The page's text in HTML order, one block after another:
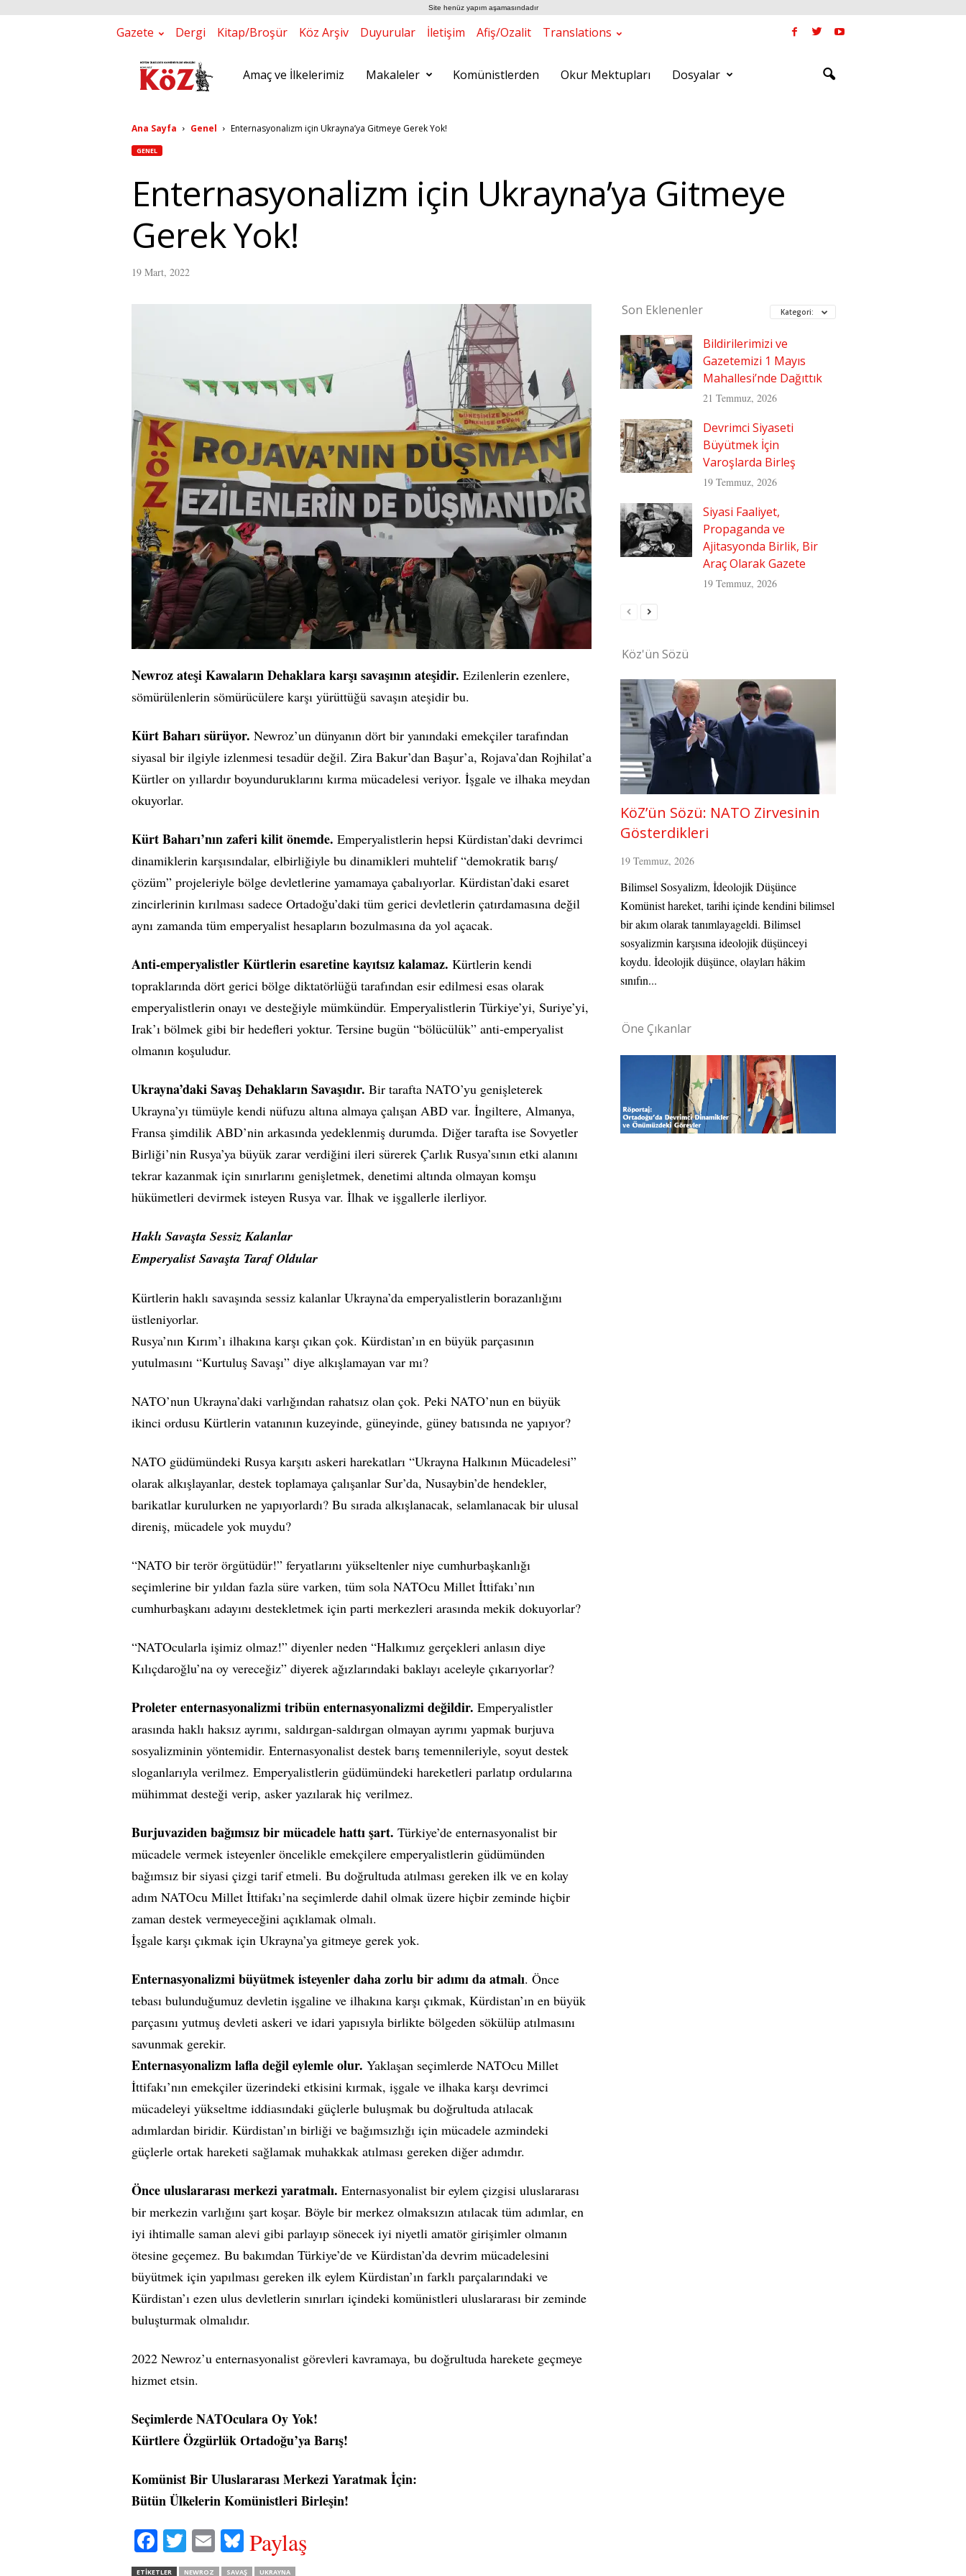
Site henüz yapım aşamasındadır
Gazete Dergi Kitap/Broşür Köz Arşiv Duyurular İletişim Afiş/Ozalit Translations
z
i
Amaç ve İlkelerimiz Makaleler Komünistlerden Okur Mektupları Dosyalar
Ana Sayfa Genel Enternasyonalizm için Ukrayna’ya Gitmeye Gerek Yok!
GENEL
Enternasyonalizm için Ukrayna’ya Gitmeye
Gerek Yok!
19 Mart, 2022
Newroz ateşi Kawaların Dehaklara karşı savaşının ateşidir. Ezilenlerin ezenlere,
sömürülenlerin sömürücülere karşı yürüttüğü savaşın ateşidir bu.
Kürt Baharı sürüyor. Newroz’un dünyanın dört bir yanındaki emekçiler tarafından
siyasal bir ilgiyle izlenmesi tesadür değil. Zira Bakur’dan Başur’a, Rojava’dan Rojhilat’a
Kürtler on yıllardır boyunduruklarını kırma mücadelesi veriyor. İşgale ve ilhaka meydan
okuyorlar.
Kürt Baharı’nın zaferi kilit önemde. Emperyalistlerin hepsi Kürdistan’daki devrimci
dinamiklerin karşısındalar, elbirliğiyle bu dinamikleri muhtelif “demokratik barış/
çözüm” projeleriyle bölge devletlerine yamamaya çabalıyorlar. Kürdistan’daki esaret
zincirlerinin kırılması sadece Ortadoğu’daki tüm gerici devletlerin çatırdamasına değil
aynı zamanda tüm emperyalist hesapların bozulmasına da yol açacak.
Anti-emperyalistler Kürtlerin esaretine kayıtsız kalamaz. Kürtlerin kendi
topraklarında dört gerici bölge diktatörlüğü tarafından esir edilmesi esas olarak
emperyalistlerin onayı ve desteğiyle mümkündür. Emperyalistlerin Türkiye’yi, Suriye’yi,
Irak’ı bölmek gibi bir hedefleri yoktur. Tersine bugün “bölücülük” anti-emperyalist
olmanın koşuludur.
Ukrayna’daki Savaş Dehakların Savaşıdır. Bir tarafta NATO’yu genişleterek
Ukrayna’yı tümüyle kendi nüfuzu altına almaya çalışan ABD var. İngiltere, Almanya,
Fransa şimdilik ABD’nin arkasında yedeklenmiş durumda. Diğer tarafta ise Sovyetler
Birliği’nin Rusya’ya büyük zarar verdiğini ileri sürerek Çarlık Rusya’sının etki alanını
tekrar kazanmak için sınırlarını genişletmek, denetimi altında olmayan komşu
hükümetleri devirmek isteyen Rusya var. İlhak ve işgallerle ilerliyor.
Haklı Savaşta Sessiz Kalanlar
Emperyalist Savaşta Taraf Oldular
Kürtlerin haklı savaşında sessiz kalanlar Ukrayna’da emperyalistlerin borazanlığını
üstleniyorlar.
Rusya’nın Kırım’ı ilhakına karşı çıkan çok. Kürdistan’ın en büyük parçasının
yutulmasını “Kurtuluş Savaşı” diye alkışlamayan var mı?
NATO’nun Ukrayna’daki varlığından rahatsız olan çok. Peki NATO’nun en büyük
ikinci ordusu Kürtlerin vatanının kuzeyinde, güneyinde, güney batısında ne yapıyor?
NATO güdümündeki Rusya karşıtı askeri harekatları “Ukrayna Halkının Mücadelesi”
olarak alkışlayanlar, destek toplamaya çalışanlar Sur’da, Nusaybin’de hendekler,
barikatlar kurulurken ne yapıyorlardı? Bu sırada alkışlanacak, selamlanacak bir ulusal
direniş, mücadele yok muydu?
“NATO bir terör örgütüdür!” feryatlarını yükseltenler niye cumhurbaşkanlığı
seçimlerine bir yıldan fazla süre varken, tüm sola NATOcu Millet İttifakı’nın
cumhurbaşkanı adayını destekletmek için parti merkezleri arasında mekik dokuyorlar?
“NATOcularla işimiz olmaz!” diyenler neden “Halkımız gerçekleri anlasın diye
Kılıçdaroğlu’na oy vereceğiz” diyerek ağızlarındaki baklayı aceleyle çıkarıyorlar?
Proleter enternasyonalizmi tribün enternasyonalizmi değildir. Emperyalistler
arasında haklı haksız ayrımı, saldırgan-saldırgan olmayan ayrımı yapmak burjuva
sosyalizminin yöntemidir. Enternasyonalist destek barış temennileriyle, soyut destek
sloganlarıyla verilmez. Emperyalistlerin güdümündeki hareketleri parlatıp ordularına
mühimmat desteği verip, asker yazılarak hiç verilmez.
Burjuvaziden bağımsız bir mücadele hattı şart. Türkiye’de enternasyonalist bir
mücadele vermek isteyenler öncelikle emekçilere emperyalistlerin güdümünden
bağımsız bir siyasi çizgi tarif etmeli. Bu doğrultuda atılması gereken ilk ve en kolay
adım NATOcu Millet İttifakı’na seçimlerde dahil olmak üzere hiçbir zeminde hiçbir
zaman destek vermeyeceğini açıklamak olmalı.
İşgale karşı çıkmak için Ukrayna’ya gitmeye gerek yok.
Enternasyonalizmi büyütmek isteyenler daha zorlu bir adımı da atmalı. Önce
tebası bulunduğumuz devletin işgaline ve ilhakına karşı çıkmak, Kürdistan’ın en büyük
parçasını yutmuş devleti askeri ve idari yapısıyla birlikte bölgeden sökülüp atılmasını
savunmak gerekir.
Enternasyonalizm lafla değil eylemle olur. Yaklaşan seçimlerde NATOcu Millet
İttifakı’nın emekçiler üzerindeki etkisini kırmak, işgale ve ilhaka karşı devrimci
mücadeleyi yükseltme iddiasındaki güçlerle buluşmak bu doğrultuda atılacak
adımlardan biridir. Kürdistan’ın birliği ve bağımsızlığı için mücadele azmindeki
güçlerle ortak hareketi sağlamak muhakkak atılması gereken diğer adımdır.
Önce uluslararası merkezi yaratmalı. Enternasyonalist bir eylem çizgisi uluslararası
bir merkezin varlığını şart koşar. Böyle bir merkez olmaksızın atılacak tüm adımlar, en
iyi ihtimalle saman alevi gibi parlayıp sönecek iyi niyetli amatör girişimler olmanın
ötesine geçemez. Bu bakımdan Türkiye’de ve Kürdistan’da devrim mücadelesini
büyütmek için yapılması gereken ilk eylem Kürdistan’ın farklı parçalarındaki ve
Kürdistan’ı ezen ulus devletlerin sınırları içindeki komünistleri uluslararası bir zeminde
buluşturmak olmalıdır.
2022 Newroz’u enternasyonalist görevleri kavramaya, bu doğrultuda harekete geçmeye
hizmet etsin.
Seçimlerde NATOculara Oy Yok!
Kürtlere Özgürlük Ortadoğu’ya Barış!
Komünist Bir Uluslararası Merkezi Yaratmak İçin:
Bütün Ülkelerin Komünistleri Birleşin!
Fa
ce
T
wi
E
m
Bl
ue
Paylaş
ETIKETLER NEWROZ SAVAŞ UKRAYNA
Son Eklenenler Kategori:
Bildirilerimizi ve
Gazetemizi 1 Mayıs
Mahallesi’nde Dağıttık
21 Temmuz, 2026
Devrimci Siyaseti
Büyütmek İçin
Varoşlarda Birleş
19 Temmuz, 2026
Siyasi Faaliyet,
Propaganda ve
Ajitasyonda Birlik, Bir
Araç Olarak Gazete
19 Temmuz, 2026
Köz'ün Sözü
KöZ’ün Sözü: NATO Zirvesinin
Gösterdikleri
19 Temmuz, 2026
Bilimsel Sosyalizm, İdeolojik Düşünce
Komünist hareket, tarihi içinde kendini bilimsel
bir akım olarak tanımlayageldi. Bilimsel
sosyalizmin karşısına ideolojik düşünceyi
koydu. İdeolojik düşünce, olayları hâkim
sınıfın...
Öne Çıkanlar